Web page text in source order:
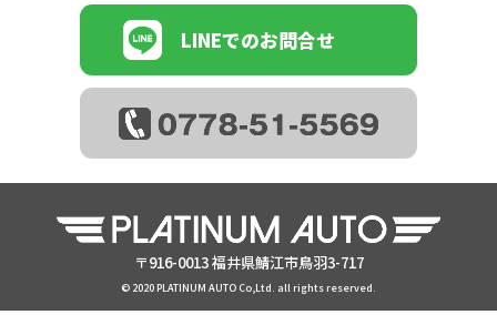
LINEでのお問合せ
〒916-0013 福井県鯖江市鳥羽3-717
© 2020 PLATINUM AUTO Co,Ltd. all rights reserved.